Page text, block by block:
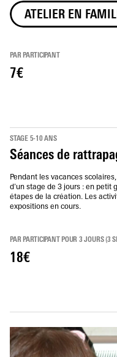
ATELIER EN
PAR PARTICIPANT
7€
STAGE 5-10 ANS
Séances de
Pendant les vacances
d'un stage de 3 jours : en petit
étapes de la création. Les
expositions en cours.
PAR PARTICIPANT POUR 3 JOURS (3
18€